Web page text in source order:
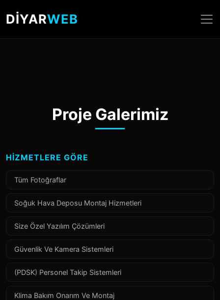
DİYARWEB
Proje Galerimiz
HIZMETLERE GÖRE
Tüm Fotoğraflar
Soğuk Hava Deposu Montaj Hizmetleri
Size Özel Yazılım Çözümleri
Güvenlik Ve Kamera Sistemleri
(PDSK) Personel Takip Sistemleri
Klima Bakım Onarım Ve Montaj